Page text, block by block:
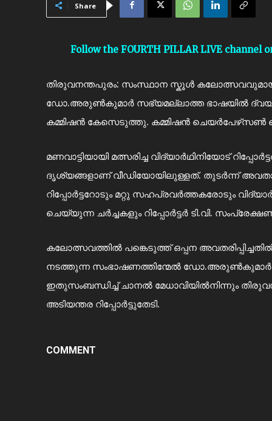
Share
Follow the FOURTH PILLAR LIVE channel
തിരുവനന്തപുരം: സംസ്ഥാന സ്കൂൾ കലോത്സവവുമായി
ഡോ.അരുൺകുമാർ സഭ്യമല്ലാത്ത ഭാഷയിൽ
കമ്മിഷൻ കേസെടുത്തു. കമ്മിഷൻ
മണവാട്ടിയായി മത്സരിച്ച വിദ്യാര്‍ഥിനിയോട്
ദൃശ്യങ്ങളാണ് വീഡിയോയിലുള്ളത്. തുടര്‍ന്ന്
റിപ്പോര്‍ട്ടറോടും മറ്റു സഹപ്രവര്‍ത്തകരോടും
ചെയ്യുന്ന ചര്‍ച്ചകളും റിപ്പോര്‍ട്ടര്‍ ടി.വി.
കലോത്സവത്തിൽ പങ്കെടുത്ത് ഒപ്പന
നടത്തുന്ന സംഭാഷണത്തിന്മേൽ ഡോ.അരുൺകുമാർ
ഇതുസംബന്ധിച്ച് ചാനൽ മേധാവിയിൽനിന്നും
അടിയന്തര റിപ്പോർട്ടുതേടി.
COMMENT